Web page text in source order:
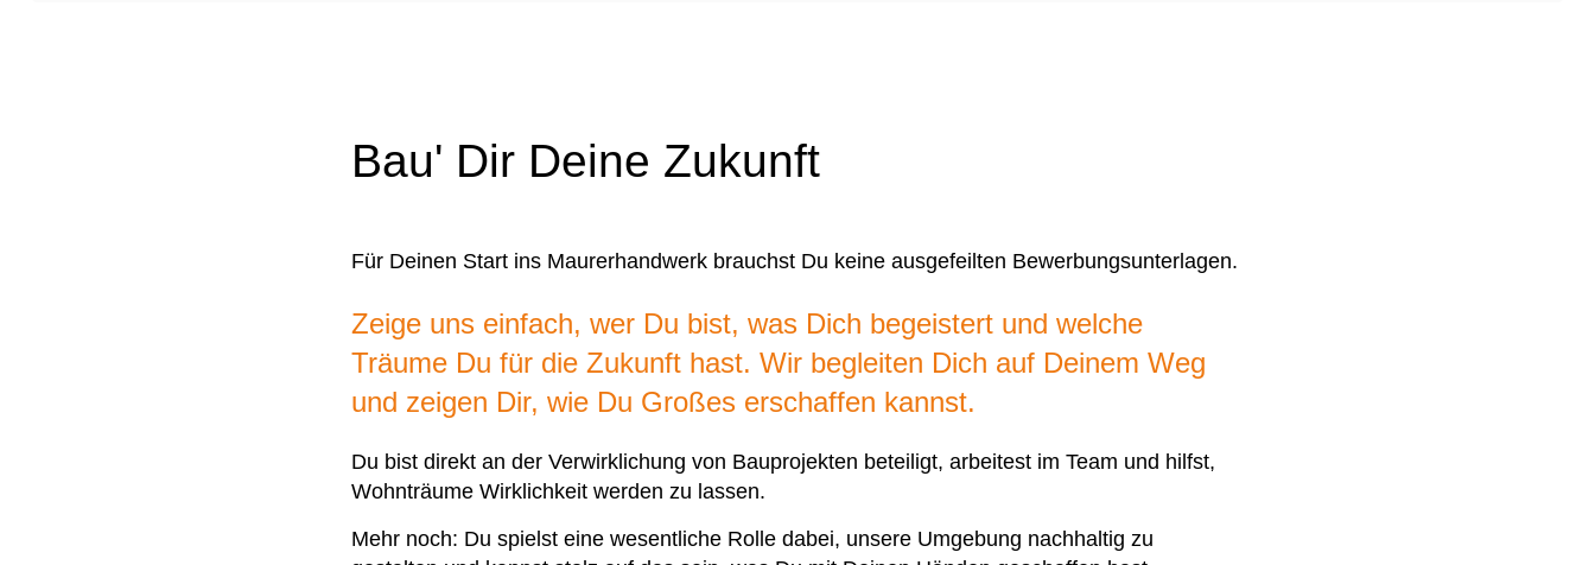
Bau' Dir Deine Zukunft
Für Deinen Start ins Maurerhandwerk brauchst Du keine ausgefeilten Bewerbungsunterlagen.
Zeige uns einfach, wer Du bist, was Dich begeistert und welche
Träume Du für die Zukunft hast. Wir begleiten Dich auf Deinem Weg
und zeigen Dir, wie Du Großes erschaffen kannst.
Du bist direkt an der Verwirklichung von Bauprojekten beteiligt, arbeitest im Team und hilfst,
Wohnträume Wirklichkeit werden zu lassen.
Mehr noch: Du spielst eine wesentliche Rolle dabei, unsere Umgebung nachhaltig zu